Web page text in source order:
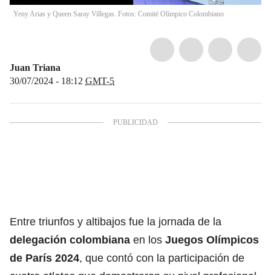
Yeny Arias y Queen Saray Villegas. Fotos: Comité Olímpico Colombiano
Juan Triana
30/07/2024 - 18:12 GMT-5
Entre triunfos y altibajos fue la jornada de la
delegación colombiana en los Juegos Olímpicos
de París 2024, que contó con la participación de